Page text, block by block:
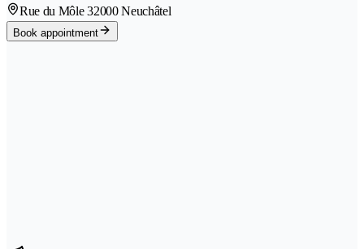
Rue du Môle 32000 Neuchâtel
Book appointment